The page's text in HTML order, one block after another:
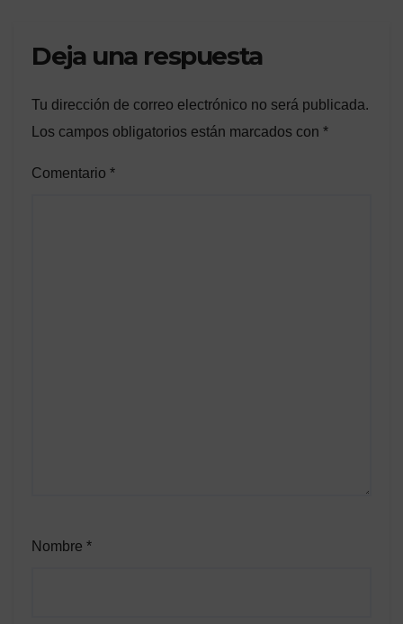
Deja una respuesta
Tu dirección de correo electrónico no será publicada.
Los campos obligatorios están marcados con *
Comentario *
Nombre *